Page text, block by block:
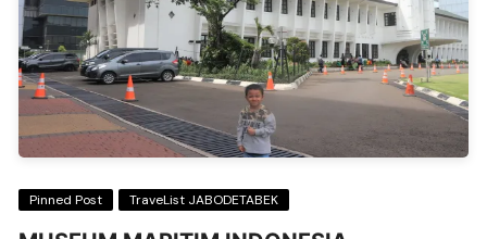
Pinned Post TraveList JABODETABEK